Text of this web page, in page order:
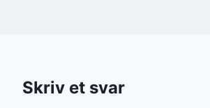
Skriv et svar